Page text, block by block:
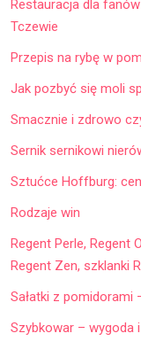
Restauracja dla
Tczewie
Przepis na rybę w
Jak pozbyć się moli
Smacznie i zdrowo
Sernik sernikowi
Sztućce Hoffburg:
Rodzaje win
Regent Perle, Regent
Regent Zen, szklanki
Sałatki z pomidorami
Szybkowar – wygoda